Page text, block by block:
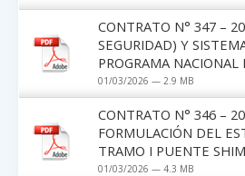
CONTRATO N° 347 –
SEGURIDAD) Y
PROGRAMA
01/03/2026 — 2.9 MB
CONTRATO N° 346 –
FORMULACIÓN DEL
TRAMO I PUENTE
01/03/2026 — 4.3 MB